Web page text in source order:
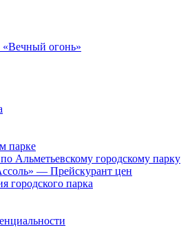
огонь»
парке
Альметьевскому городскому парку
— Прейскурант цен
городского парка